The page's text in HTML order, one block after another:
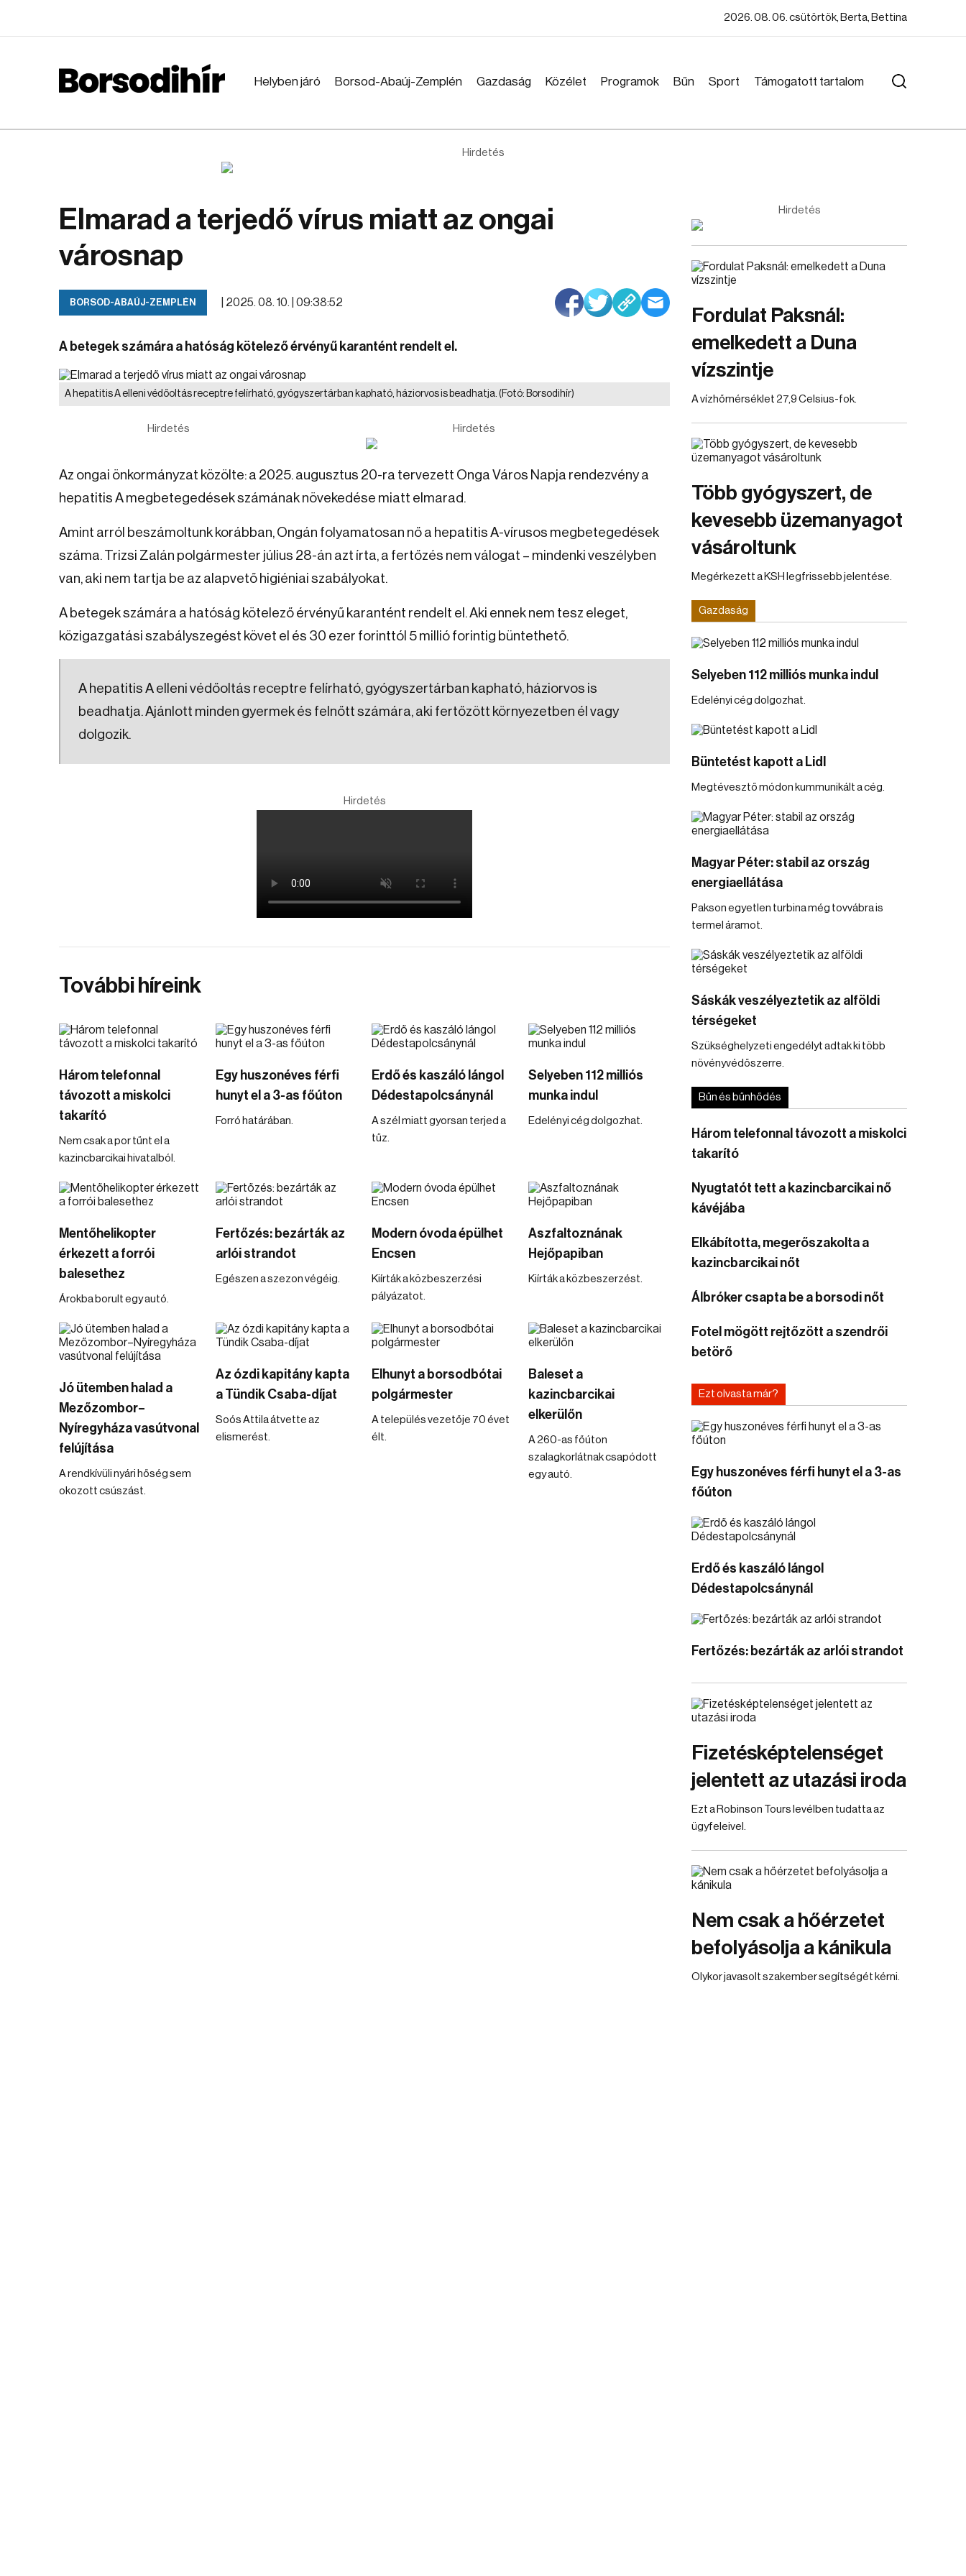
2026. 08. 06. csütörtök, Berta, Bettina
Helyben járó Borsod-Abaúj-Zemplén Gazdaság Közélet Programok Bűn Sport Támogatott tartalom
Hirdetés
Elmarad a terjedő vírus miatt az ongai
városnap
BORSOD-ABAÚJ-ZEMPLÉN 2025. 08. 10. | 09:38:52
A betegek számára a hatóság kötelező érvényű karantént rendelt el.
A hepatitis A elleni védőoltás receptre felírható, gyógyszertárban kapható, háziorvos is beadhatja. (Fotó: Borsodihír)
Hirdetés Hirdetés
Az ongai önkormányzat közölte: a 2025. augusztus 20-ra tervezett Onga Város Napja rendezvény a
hepatitis A megbetegedések számának növekedése miatt elmarad.
Amint arról beszámoltunk korábban, Ongán folyamatosan nő a hepatitis A-vírusos megbetegedések
száma. Trizsi Zalán polgármester július 28-án azt írta, a fertőzés nem válogat – mindenki veszélyben
van, aki nem tartja be az alapvető higiéniai szabályokat.
A betegek számára a hatóság kötelező érvényű karantént rendelt el. Aki ennek nem tesz eleget,
közigazgatási szabályszegést követ el és 30 ezer forinttól 5 millió forintig büntethető.
A hepatitis A elleni védőoltás receptre felírható, gyógyszertárban kapható, háziorvos is
beadhatja. Ajánlott minden gyermek és felnőtt számára, aki fertőzött környezetben él vagy
dolgozik.
Hirdetés
További híreink
Három telefonnal
távozott a miskolci
takarító
Nem csak a por tűnt el a
kazincbarcikai hivatalból.
Egy huszonéves férfi
hunyt el a 3-as főúton
Forró határában.
Erdő és kaszáló lángol
Dédestapolcsánynál
A szél miatt gyorsan terjed a
tűz.
Selyeben 112 milliós
munka indul
Edelényi cég dolgozhat.
Mentőhelikopter
érkezett a forrói
balesethez
Árokba borult egy autó.
Fertőzés: bezárták az
arlói strandot
Egészen a szezon végéig.
Modern óvoda épülhet
Encsen
Kiírták a közbeszerzési
pályázatot.
Aszfaltoznának
Hejőpapiban
Kiírták a közbeszerzést.
Jó ütemben halad a
Mezőzombor–
Nyíregyháza vasútvonal
felújítása
A rendkívüli nyári hőség sem
okozott csúszást.
Az ózdi kapitány kapta
a Tündik Csaba-díjat
Soós Attila átvette az
elismerést.
Elhunyt a borsodbótai
polgármester
A település vezetője 70 évet
élt.
Baleset a
kazincbarcikai
elkerülőn
A 260-as főúton
szalagkorlátnak csapódott
egy autó.
Hirdetés
Fordulat Paksnál:
emelkedett a Duna
vízszintje
A vízhőmérséklet 27,9 Celsius-fok.
Több gyógyszert, de
kevesebb üzemanyagot
vásároltunk
Megérkezett a KSH legfrissebb jelentése.
Gazdaság
Selyeben 112 milliós munka indul
Edelényi cég dolgozhat.
Büntetést kapott a Lidl
Megtévesztő módon kummunikált a cég.
Magyar Péter: stabil az ország
energiaellátása
Pakson egyetlen turbina még tovvábra is
termel áramot.
Sáskák veszélyeztetik az alföldi
térségeket
Szükséghelyzeti engedélyt adtak ki több
növényvédőszerre.
Bűn és bűnhődés
Három telefonnal távozott a miskolci
takarító
Nyugtatót tett a kazincbarcikai nő
kávéjába
Elkábította, megerőszakolta a
kazincbarcikai nőt
Álbróker csapta be a borsodi nőt
Fotel mögött rejtőzött a szendrői
betörő
Ezt olvasta már?
Egy huszonéves férfi hunyt el a 3-as
főúton
Erdő és kaszáló lángol
Dédestapolcsánynál
Fertőzés: bezárták az arlói strandot
Fizetésképtelenséget
jelentett az utazási iroda
Ezt a Robinson Tours levélben tudatta az
ügyfeleivel.
Nem csak a hőérzetet
befolyásolja a kánikula
Olykor javasolt szakember segítségét kérni.